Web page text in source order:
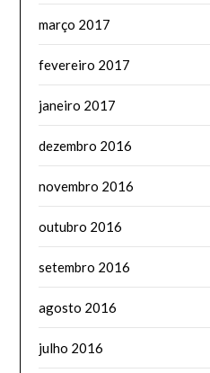
março 2017
fevereiro 2017
janeiro 2017
dezembro 2016
novembro 2016
outubro 2016
setembro 2016
agosto 2016
julho 2016